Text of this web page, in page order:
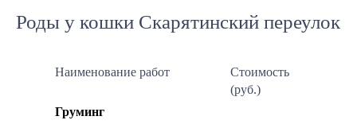
Роды у кошки Скарятинский переулок
Наименование работ
Стоимость
(руб.)
Груминг